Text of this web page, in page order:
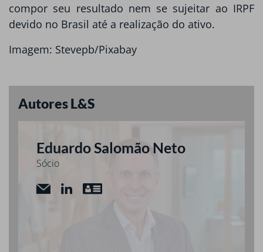
compor seu resultado nem se sujeitar ao IRPF
devido no Brasil até a realização do ativo.
Imagem: Stevepb/Pixabay
Autores L&S
Eduardo Salomão Neto
Sócio